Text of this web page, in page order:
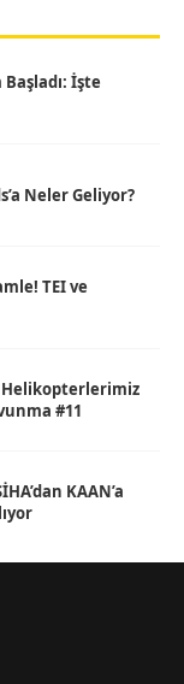
İşte
Neler Geliyor?
TEI ve
Helikopterlerimiz
#11
KAAN’a